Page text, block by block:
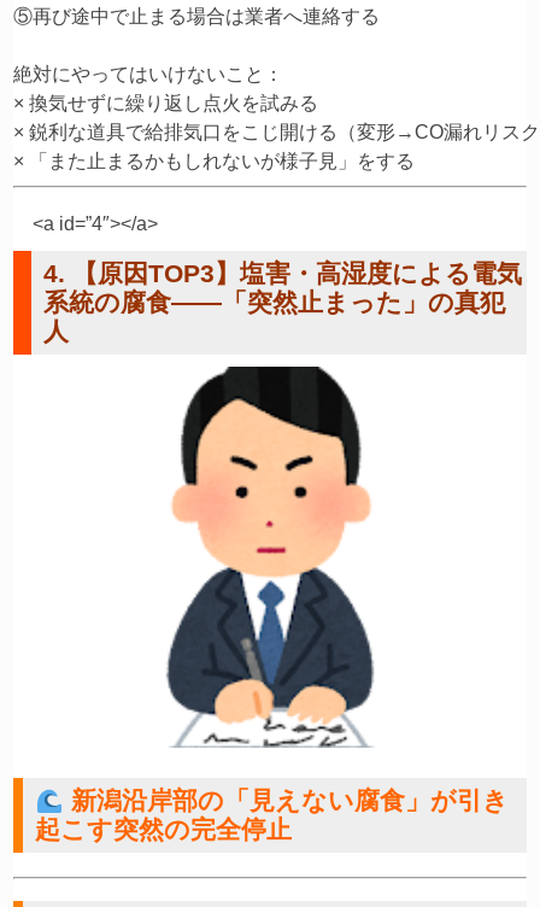
⑤再び途中で止まる場合は業者へ連絡する
絶対にやってはいけないこと：
× 換気せずに繰り返し点火を試みる
× 鋭利な道具で給排気口をこじ開ける（変形→CO漏れリス
<a id=”4″></a>
4. 【原因TOP3】塩害・高湿度による電気
系統の腐食——「突然止まった」の真犯
人
新潟沿岸部の「見えない腐食」が引き
起こす突然の完全停止